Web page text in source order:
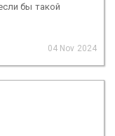
бы такой
04 Nov 2024